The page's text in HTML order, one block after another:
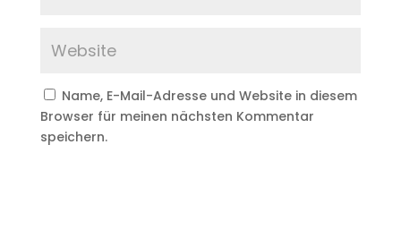
Name, E-Mail-Adresse und Website in diesem
Browser für meinen nächsten Kommentar
speichern.